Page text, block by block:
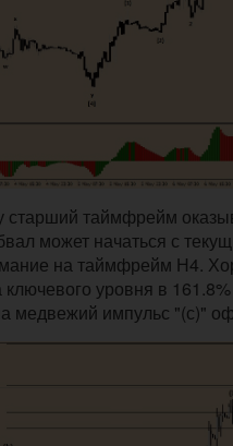
старший таймфрейм
может начаться с
на таймфрейм Н4.
ключевого уровня в
медвежий импульс "(с)"